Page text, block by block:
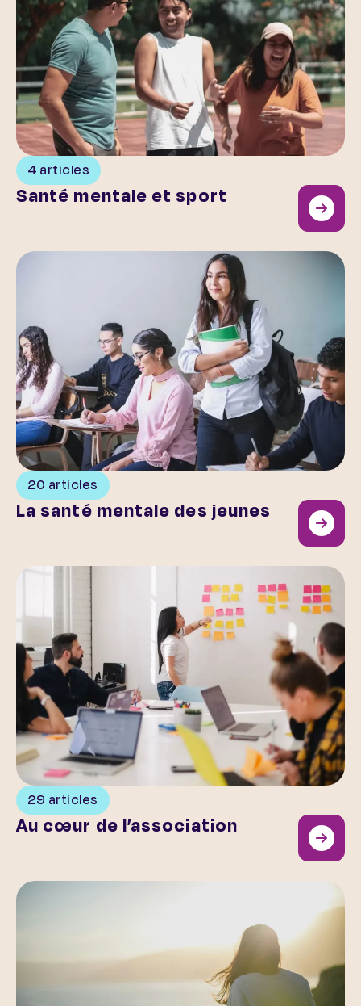
4 articles
Santé mentale et sport
20 articles
La santé mentale des jeunes
La santé mentale des jeunes
29 articles
Au cœur de l’association
Au cœur de l’association
Les troubles de santé mentale